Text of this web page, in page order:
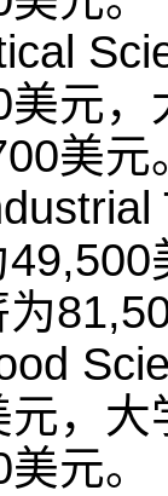
元
美元
，
元。